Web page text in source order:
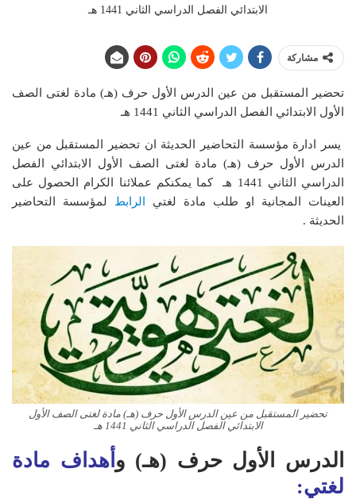
الابتدائي الفصل الدراسي الثاني 1441 هـ
مشاركة
تحضير المستقبل من عين الدرس الأول حرف (هـ) مادة لغتى الصف
الأول الابتدائي الفصل الدراسي الثاني 1441 هـ
يسر ادارة مؤسسة التحاضير الحديثة ان تحضير المستقبل من عين
الدرس الأول حرف (هـ) مادة لغتى الصف الأول الابتدائي الفصل
الدراسي الثاني 1441 هـ
كما يمكنكم عملائنا الكرام الحصول على
العينات المجانية او طلب مادة لغتي
الرابط لمؤسسة التحاضير
الحديثة .
تحضير المستقبل من عين الدرس الأول حرف (هـ) مادة لغتى الصف الأول
الابتدائي الفصل الدراسي الثاني 1441 هـ
الدرس الأول حرف (هـ) و أهداف مادة
لغتي: